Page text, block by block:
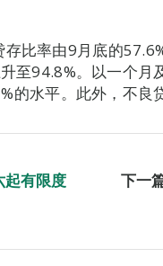
比率由9月底的
至94.8%。以一个月
的水平。此外，不良
起有限度
下一